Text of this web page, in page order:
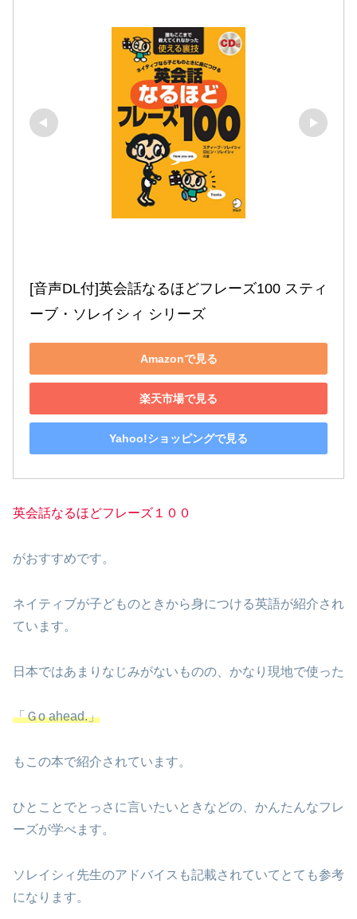
[音声DL付]英会話なるほどフレーズ100 スティ
ーブ・ソレイシィ シリーズ
Amazonで見る
楽天市場で見る
Yahoo!ショッピングで見る
英会話なるほどフレーズ１００
がおすすめです。
ネイティブが子どものときから身につける英語が紹介され
ています。
日本ではあまりなじみがないものの、かなり現地で使った
「Ｇo ahead.」
もこの本で紹介されています。
ひとことでとっさに言いたいときなどの、かんたんなフレ
ーズが学べます。
ソレイシィ先生のアドバイスも記載されていてとても参考
になります。